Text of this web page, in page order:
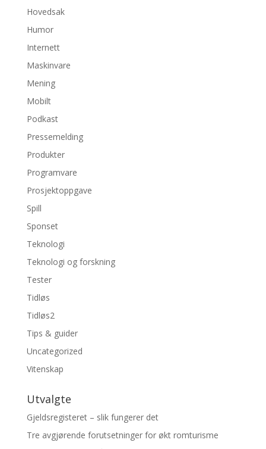
Hovedsak
Humor
Internett
Maskinvare
Mening
Mobilt
Podkast
Pressemelding
Produkter
Programvare
Prosjektoppgave
Spill
Sponset
Teknologi
Teknologi og forskning
Tester
Tidløs
Tidløs2
Tips & guider
Uncategorized
Vitenskap
Utvalgte
Gjeldsregisteret – slik fungerer det
Tre avgjørende forutsetninger for økt romturisme